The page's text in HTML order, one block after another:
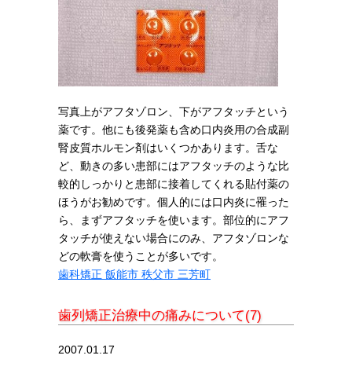
写真上がアフタゾロン、下がアフタッチという
薬です。他にも後発薬も含め口内炎用の合成副
腎皮質ホルモン剤はいくつかあります。舌な
ど、動きの多い患部にはアフタッチのような比
較的しっかりと患部に接着してくれる貼付薬の
ほうがお勧めです。個人的には口内炎に罹った
ら、まずアフタッチを使います。部位的にアフ
タッチが使えない場合にのみ、アフタゾロンな
どの軟膏を使うことが多いです。
歯科矯正 飯能市 秩父市 三芳町
歯列矯正治療中の痛みについて(7)
2007.01.17